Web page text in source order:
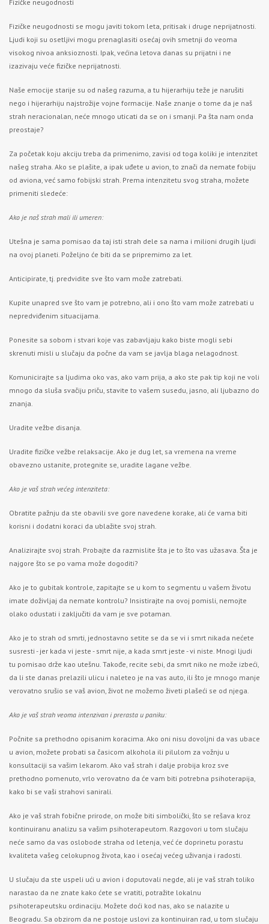
Fizičke neugodnosti
Fizičke neugodnosti se mogu javiti tokom leta, pritisak i druge neprijatnosti.
Ljudi koji su osetljivi mogu prenaglasiti osećaj ovih smetnji do veoma
visokog nivoa anksioznosti. Ipak, većina letova danas su prijatni i ne
izazivaju veće fizičke neprijatnosti.
Naše emocije starije su od našeg razuma, a tu hijerarhiju teže je narušiti
nego i hijerarhiju najstrožije vojne formacije. Naše znanje o tome da je naš
strah neracionalan, neće mnogo uticati da se on i smanji. Pa šta nam onda
preostaje?
Za početak koju akciju treba da primenimo, zavisi od toga koliki je intenzitet
našeg straha. Ako se plašite, a ipak uđete u avion, to znači da nemate fobiju
od aviona, već samo fobijski strah. Prema intenzitetu svog straha, možete
primeniti sledeće:
Ako je naš strah mali ili umeren:
Utešna je sama pomisao da taj isti strah dele sa nama i milioni drugih ljudi
na ovoj planeti. Poželjno će biti da se pripremimo za let.
Anticipirate, tj. predvidite sve što vam može zatrebati.
Kupite unapred sve što vam je potrebno, ali i ono što vam može zatrebati u
nepredviđenim situacijama.
Ponesite sa sobom i stvari koje vas zabavljaju kako biste mogli sebi
skrenuti misli u slučaju da počne da vam se javlja blaga nelagodnost.
Komunicirajte sa ljudima oko vas, ako vam prija, a ako ste pak tip koji ne voli
mnogo da sluša svačiju priču, stavite to vašem susedu, jasno, ali ljubazno do
znanja.
Uradite vežbe disanja.
Uradite fizičke vežbe relaksacije. Ako je dug let, sa vremena na vreme
obavezno ustanite, protegnite se, uradite lagane vežbe.
Ako je vaš strah većeg intenziteta:
Obratite pažnju da ste obavili sve gore navedene korake, ali će vama biti
korisni i dodatni koraci da ublažite svoj strah.
Analizirajte svoj strah. Probajte da razmislite šta je to što vas užasava. Šta je
najgore što se po vama može dogoditi?
Ako je to gubitak kontrole, zapitajte se u kom to segmentu u vašem životu
imate doživljaj da nemate kontrolu? Insistirajte na ovoj pomisli, nemojte
olako odustati i zaključiti da vam je sve potaman.
Ako je to strah od smrti, jednostavno setite se da se vi i smrt nikada nećete
susresti - jer kada vi jeste - smrt nije, a kada smrt jeste - vi niste. Mnogi ljudi
tu pomisao drže kao utešnu. Takođe, recite sebi, da smrt niko ne može izbeći,
da li ste danas prelazili ulicu i naleteo je na vas auto, ili što je mnogo manje
verovatno srušio se vaš avion, život ne možemo živeti plašeći se od njega.
Ako je vaš strah veoma intenzivan i prerasta u paniku:
Počnite sa prethodno opisanim koracima. Ako oni nisu dovoljni da vas ubace
u avion, možete probati sa časicom alkohola ili pilulom za vožnju u
konsultaciji sa vašim lekarom. Ako vaš strah i dalje probija kroz sve
prethodno pomenuto, vrlo verovatno da će vam biti potrebna psihoterapija,
kako bi se vaši strahovi sanirali.
Ako je vaš strah fobične prirode, on može biti simbolički, što se rešava kroz
kontinuiranu analizu sa vašim psihoterapeutom. Razgovori u tom slučaju
neće samo da vas oslobode straha od letenja, već će doprinetu porastu
kvaliteta vašeg celokupnog života, kao i osećaj većeg uživanja i radosti.
U slučaju da ste uspeli ući u avion i doputovali negde, ali je vaš strah toliko
narastao da ne znate kako ćete se vratiti, potražite lokalnu
psihoterapeutsku ordinaciju. Možete doći kod nas, ako se nalazite u
Beogradu. Sa obzirom da ne postoje uslovi za kontinuiran rad, u tom slučaju